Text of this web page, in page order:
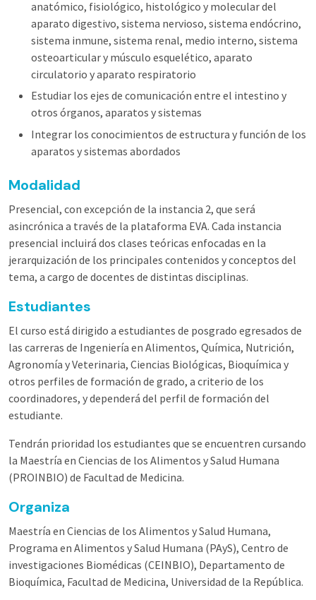
anatómico, fisiológico, histológico y molecular del
aparato digestivo, sistema nervioso, sistema endócrino,
sistema inmune, sistema renal, medio interno, sistema
osteoarticular y músculo esquelético, aparato
circulatorio y aparato respiratorio
Estudiar los ejes de comunicación entre el intestino y
otros órganos, aparatos y sistemas
Integrar los conocimientos de estructura y función de los
aparatos y sistemas abordados
Modalidad
Presencial, con excepción de la instancia 2, que será
asincrónica a través de la plataforma EVA. Cada instancia
presencial incluirá dos clases teóricas enfocadas en la
jerarquización de los principales contenidos y conceptos del
tema, a cargo de docentes de distintas disciplinas.
Estudiantes
El curso está dirigido a estudiantes de posgrado egresados de
las carreras de Ingeniería en Alimentos, Química, Nutrición,
Agronomía y Veterinaria, Ciencias Biológicas, Bioquímica y
otros perfiles de formación de grado, a criterio de los
coordinadores, y dependerá del perfil de formación del
estudiante.
Tendrán prioridad los estudiantes que se encuentren cursando
la Maestría en Ciencias de los Alimentos y Salud Humana
(PROINBIO) de Facultad de Medicina.
Organiza
Maestría en Ciencias de los Alimentos y Salud Humana,
Programa en Alimentos y Salud Humana (PAyS), Centro de
investigaciones Biomédicas (CEINBIO), Departamento de
Bioquímica, Facultad de Medicina, Universidad de la República.